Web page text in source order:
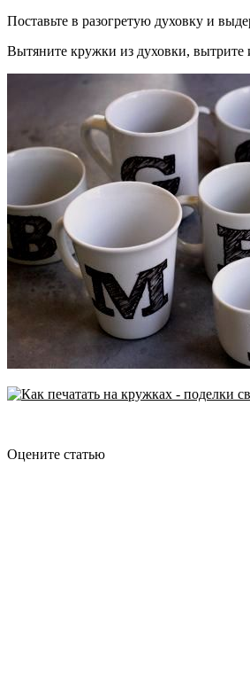
Поставьте в разогретую духовку и
Вытяните кружки из духовки, вытрите
Оцените статью